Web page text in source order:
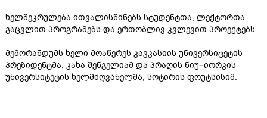
ხელშეკრულება ითვალისწინებს სტუდენტთა, ლექტორთა
გაცვლით პროგრამებს და ერთობლივ კვლევით პროექტებს.
მემორანდუმს ხელი მოაწერეს კავკასიის უნივერსიტეტის
პრეზიდენტმა, კახა შენგელიამ და პრაღის ნიუ–იორკის
უნივერსიტეტის ხელმძღვანელმა, სოტირის ფოუტსისიმ.